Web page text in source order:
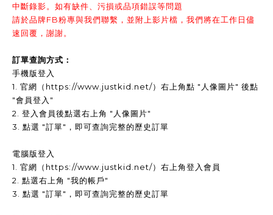
中斷錄影。如有缺件、污損或品項錯誤等問題
請於品牌FB粉專與我們聯繫，並附上影片檔，我們將在工作日儘
速回覆，謝謝。
訂單查詢方式：
手機版登入
1. 官網（https://www.justkid.net/）右上角點 "人像圖片" 後點
"會員登入"
2. 登入會員後點選右上角 "人像圖片"
3. 點選 "訂單"，即可查詢完整的歷史訂單
電腦版登入
1. 官網（https://www.justkid.net/）右上角登入會員
2. 點選右上角 "我的帳戶"
3. 點選 "訂單"，即可查詢完整的歷史訂單